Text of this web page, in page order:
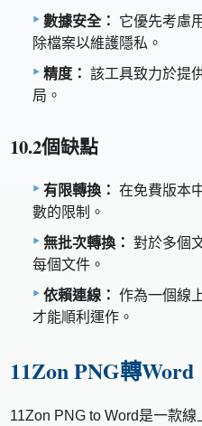
數據安全：
它優先考慮
除檔案以維護隱私。
精度： 該工具致力於提
局。
10.2個缺點
有限轉換： 在免費版本
數的限制。
無批次轉換： 對於多個
每個文件。
依賴連線： 作為一個線
才能順利運作。
11Zon PNG轉Word
11Zon PNG to Word是一款